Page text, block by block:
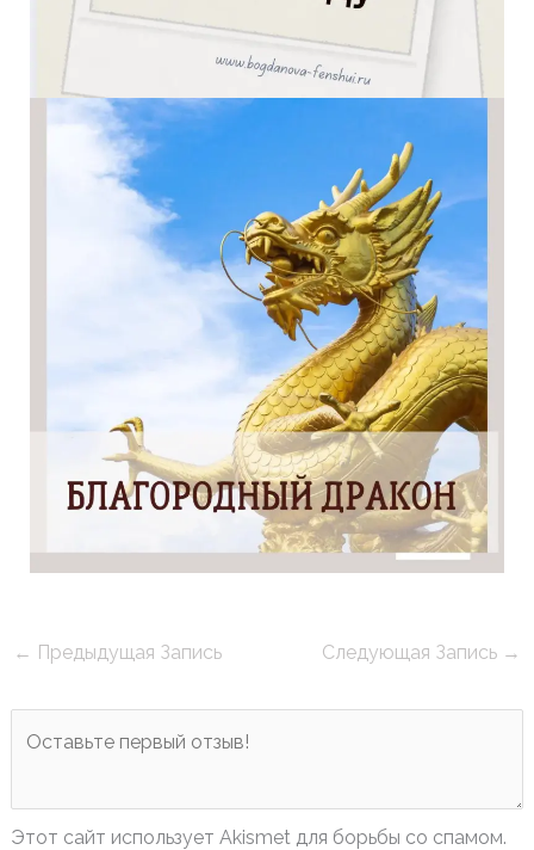
← Предыдущая Запись Следующая Запись →
Этот сайт использует Akismet для борьбы со спамом.